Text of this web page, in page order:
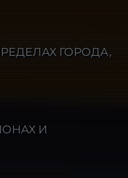
ГОРОДА,
И